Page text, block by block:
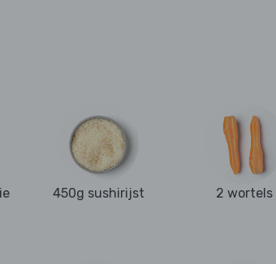
450g sushirijst 2 wortels